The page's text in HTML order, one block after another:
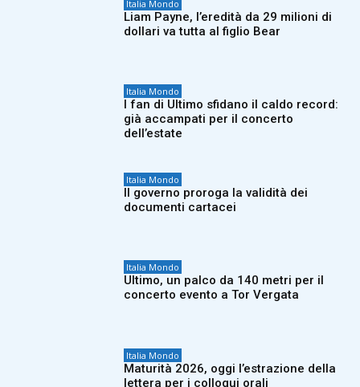
Italia Mondo
Liam Payne, l’eredità da 29 milioni di
dollari va tutta al figlio Bear
Italia Mondo
I fan di Ultimo sfidano il caldo record:
già accampati per il concerto
dell’estate
Italia Mondo
Il governo proroga la validità dei
documenti cartacei
Italia Mondo
Ultimo, un palco da 140 metri per il
concerto evento a Tor Vergata
Italia Mondo
Maturità 2026, oggi l’estrazione della
lettera per i colloqui orali